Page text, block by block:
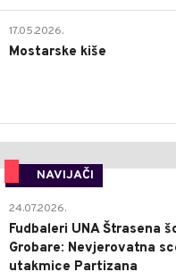
17.05.2026.
Mostarske kiše
NAVIJAČI
24.07.2026.
Fudbaleri UNA Štrasena
Grobare: Nevjerovatna
utakmice Partizana